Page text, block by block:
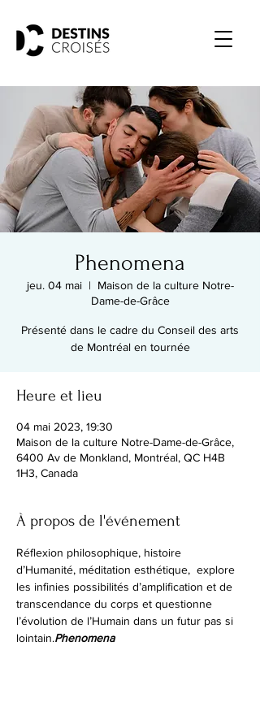
Phenomena
jeu. 04 mai
  |
Maison de la culture Notre-
Dame-de-Grâce
Présenté dans le cadre du Conseil des arts
de Montréal en tournée
Heure et lieu
04 mai 2023, 19:30
Maison de la culture Notre-Dame-de-Grâce,
6400 Av de Monkland, Montréal, QC H4B
1H3, Canada
À propos de l'événement
Réflexion philosophique, histoire
d’Humanité, méditation esthétique, explore
les infinies possibilités d’amplification et de
transcendance du corps et questionne
l’évolution de l’Humain dans un futur pas si
lointain.Phenomena